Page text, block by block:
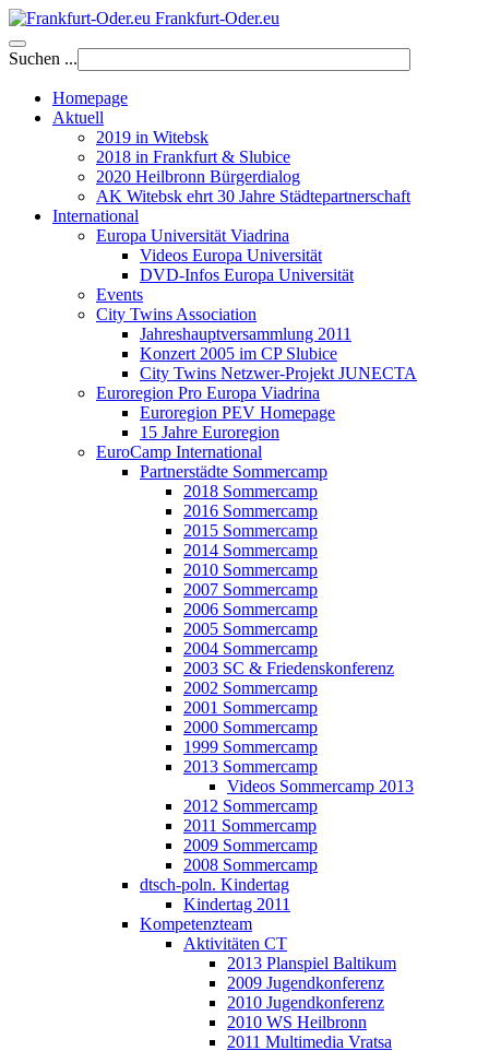
Frankfurt-Oder.eu
Suchen ...
Homepage
Aktuell
2019 in Witebsk
2018 in Frankfurt & Slubice
2020 Heilbronn Bürgerdialog
AK Witebsk ehrt 30 Jahre Städtepartnerschaft
International
Europa Universität Viadrina
Videos Europa Universität
DVD-Infos Europa Universität
Events
City Twins Association
Jahreshauptversammlung 2011
Konzert 2005 im CP Slubice
City Twins Netzwer-Projekt JUNECTA
Euroregion Pro Europa Viadrina
Euroregion PEV Homepage
15 Jahre Euroregion
EuroCamp International
Partnerstädte Sommercamp
2018 Sommercamp
2016 Sommercamp
2015 Sommercamp
2014 Sommercamp
2010 Sommercamp
2007 Sommercamp
2006 Sommercamp
2005 Sommercamp
2004 Sommercamp
2003 SC & Friedenskonferenz
2002 Sommercamp
2001 Sommercamp
2000 Sommercamp
1999 Sommercamp
2013 Sommercamp
Videos Sommercamp 2013
2012 Sommercamp
2011 Sommercamp
2009 Sommercamp
2008 Sommercamp
dtsch-poln. Kindertag
Kindertag 2011
Kompetenzteam
Aktivitäten CT
2013 Planspiel Baltikum
2009 Jugendkonferenz
2010 Jugendkonferenz
2010 WS Heilbronn
2011 Multimedia Vratsa